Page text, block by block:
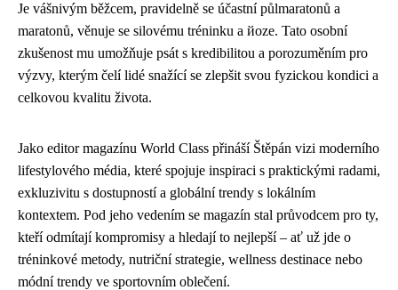
Je vášnivým běžcem, pravidelně se účastní půlmaratonů a
maratonů, věnuje se silovému tréninku a йоze. Tato osobní
zkušenost mu umožňuje psát s kredibilitou a porozuměním pro
výzvy, kterým čelí lidé snažící se zlepšit svou fyzickou kondici a
celkovou kvalitu života.
Jako editor magazínu World Class přináší Štěpán vizi moderního
lifestylového média, které spojuje inspiraci s praktickými radami,
exkluzivitu s dostupností a globální trendy s lokálním
kontextem. Pod jeho vedením se magazín stal průvodcem pro ty,
kteří odmítají kompromisy a hledají to nejlepší – ať už jde o
tréninkové metody, nutriční strategie, wellness destinace nebo
módní trendy ve sportovním oblečení.